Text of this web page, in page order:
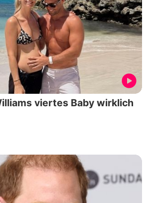
viertes Baby wirklich